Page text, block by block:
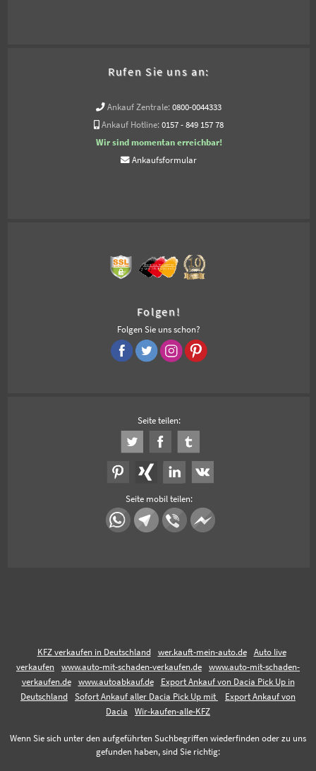
Rufen Sie uns an:
Ankauf Zentrale: 0800-0044333
Ankauf Hotline: 0157 - 849 157 78
Wir sind momentan erreichbar!
Ankaufsformular
Folgen!
Folgen Sie uns schon?
Seite teilen:
Seite mobil teilen:
KFZ verkaufen in Deutschland wer.kauft-mein-auto.de
Auto live
verkaufen
www.auto-mit-schaden-verkaufen.de
www.auto-mit-schaden-
verkaufen.de
www.autoabkauf.de
Export Ankauf von Dacia Pick Up in
Deutschland
Sofort Ankauf aller Dacia Pick Up mit
Export Ankauf von
Dacia
Wir-kaufen-alle-KFZ
Wenn Sie sich unter den aufgeführten Suchbegriffen wiederfinden oder zu uns
gefunden haben, sind Sie richtig: